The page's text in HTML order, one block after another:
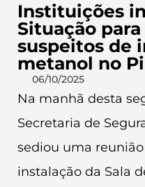
Instituições
Situação
suspeitos de
metanol no
06/10/2025
Na manhã desta
Secretaria de
sediou uma
instalação da Sala